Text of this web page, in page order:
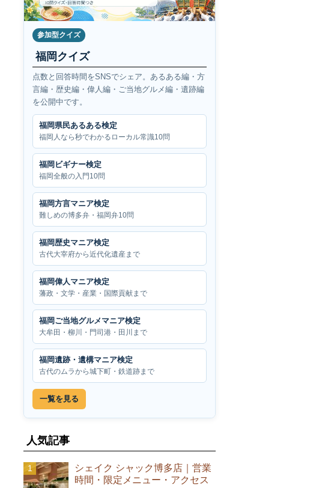
参加型クイズ
福岡クイズ
点数と回答時間をSNSでシェア。あるある編・方
言編・歴史編・偉人編・ご当地グルメ編・遺跡編
を公開中です。
福岡県民あるある検定
福岡人なら秒でわかるローカル常識10問
福岡ビギナー検定
福岡全般の入門10問
福岡方言マニア検定
難しめの博多弁・福岡弁10問
福岡歴史マニア検定
古代大宰府から近代化遺産まで
福岡偉人マニア検定
藩政・文学・産業・国際貢献まで
福岡ご当地グルメマニア検定
大牟田・柳川・門司港・田川まで
福岡遺跡・遺構マニア検定
古代のムラから城下町・鉄道跡まで
一覧を見る
人気記事
シェイク シャック博多店｜営業
時間・限定メニュー・アクセス